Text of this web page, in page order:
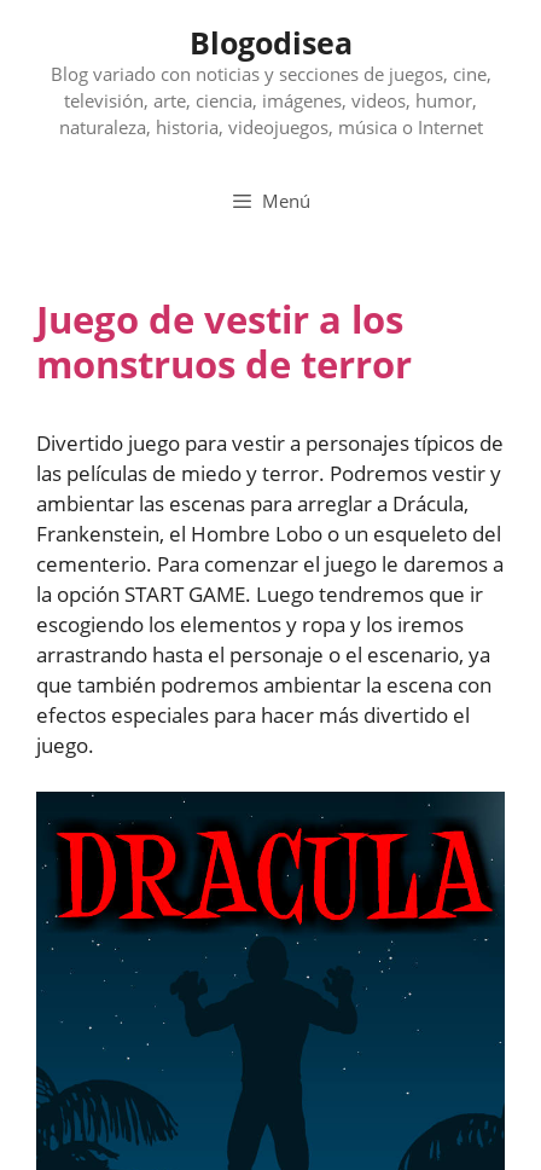
contenido
Blogodisea
Blog variado con noticias y secciones de juegos, cine,
televisión, arte, ciencia, imágenes, videos, humor,
naturaleza, historia, videojuegos, música o Internet
Menú
Juego de vestir a los
monstruos de terror
Divertido juego para vestir a personajes típicos de
las películas de miedo y terror. Podremos vestir y
ambientar las escenas para arreglar a Drácula,
Frankenstein, el Hombre Lobo o un esqueleto del
cementerio. Para comenzar el juego le daremos a
la opción START GAME. Luego tendremos que ir
escogiendo los elementos y ropa y los iremos
arrastrando hasta el personaje o el escenario, ya
que también podremos ambientar la escena con
efectos especiales para hacer más divertido el
juego.